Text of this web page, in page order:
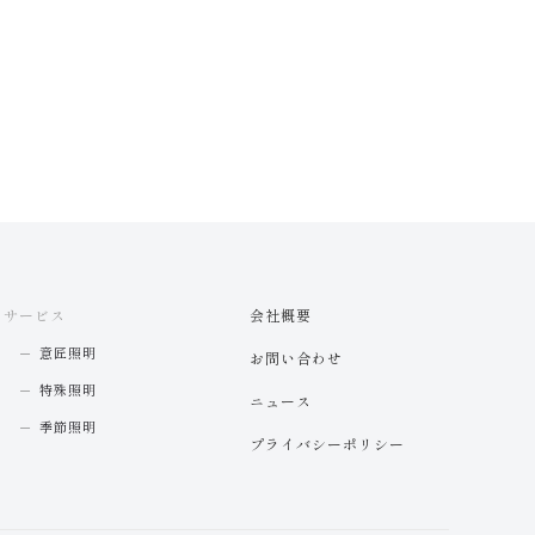
サービス
意匠照明
特殊照明
季節照明
会社概要
お問い合わせ
ニュース
プライバシーポリシー